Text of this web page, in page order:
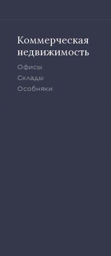
Коммерческая
недвижимость
Офисы
Склады
Особняки